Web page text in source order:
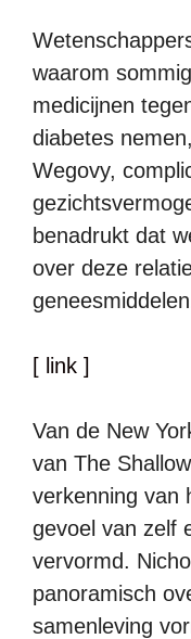
waarom
medicijnen
diabetes
Wegovy,
benadrukt dat
over deze
[ link ]
Van de New
van The
verkenning van
gevoel van zelf
vervormd.
panoramisch
samenleving